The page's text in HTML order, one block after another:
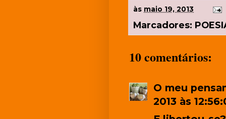
às maio 19, 2013
Marcadores:
10 comentários:
O meu
2013 às